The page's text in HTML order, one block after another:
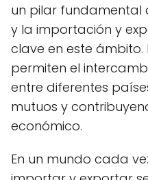
un pilar fundamental
y la importación y
clave en este ámbito.
permiten el
entre diferentes
mutuos y
económico.
En un mundo cada